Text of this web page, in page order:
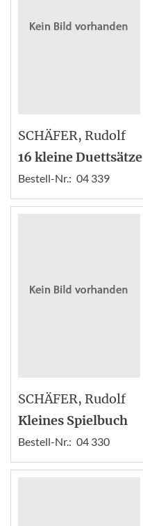
SCHÄFER, Rudolf
16 kleine Duettsätze
Bestell-Nr.: 04 339
SCHÄFER, Rudolf
Kleines Spielbuch
Bestell-Nr.: 04 330